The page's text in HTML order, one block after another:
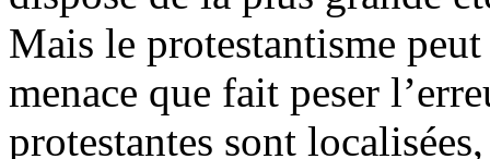
Mais le protestantisme
menace que fait peser
protestantes sont